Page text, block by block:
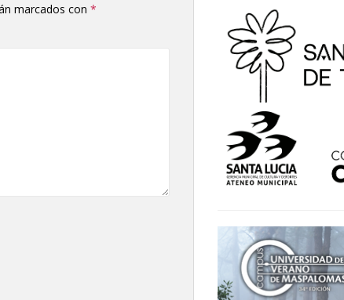
marcados con *